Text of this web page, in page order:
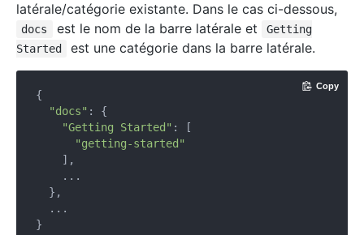
latérale/catégorie existante. Dans le cas ci-dessous,
docs est le nom de la barre latérale et
Getting
Started
est une catégorie dans la barre latérale.
{
"docs" : {
"Getting Started" : [
"getting-started"
    ],
    ...
  },
  ...
Copy